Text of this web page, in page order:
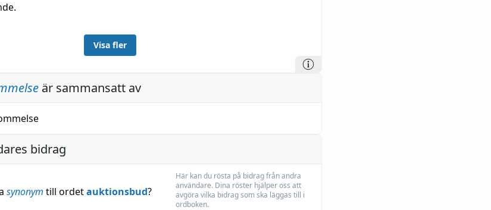
Visa fler
är sammansatt av
bidrag
synonym till ordetauktionsbud?
Här kan du rösta på bidrag från andra
användare. Dina röster hjälper oss att
avgöra vilka bidrag som ska läggas till i
ordboken.